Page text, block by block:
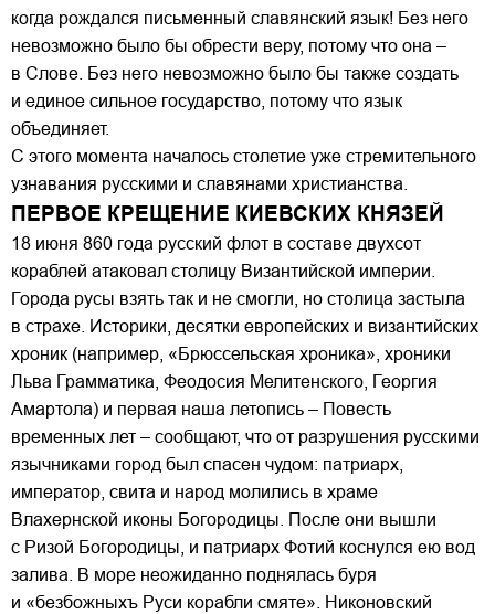
когда рождался письменный славянский язык! Без него
невозможно было бы обрести веру, потому что она –
в Слове. Без него невозможно было бы также создать
и единое сильное государство, потому что язык
объединяет.
С этого момента началось столетие уже стремительного
узнавания русскими и славянами христианства.
ПЕРВОЕ КРЕЩЕНИЕ КИЕВСКИХ КНЯЗЕЙ
18 июня 860 года русский флот в составе двухсот
кораблей атаковал столицу Византийской империи.
Города русы взять так и не смогли, но столица застыла
в страхе. Историки, десятки европейских и византийских
хроник (например, «Брюссельская хроника», хроники
Льва Грамматика, Феодосия Мелитенского, Георгия
Амартола) и первая наша летопись – Повесть
временных лет – сообщают, что от разрушения русскими
язычниками город был спасен чудом: патриарх,
император, свита и народ молились в храме
Влахернской иконы Богородицы. После они вышли
с Ризой Богородицы, и патриарх Фотий коснулся ею вод
залива. В море неожиданно поднялась буря
и «безбожныхъ Руси корабли смяте». Никоновский